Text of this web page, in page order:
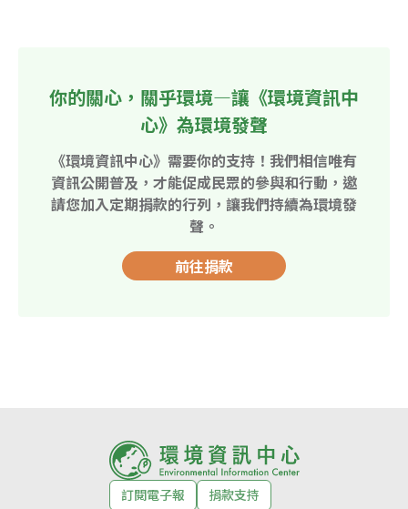
你的關心，關乎環境—讓《環境資訊中
心》為環境發聲
《環境資訊中心》需要你的支持！我們相信唯有
資訊公開普及，才能促成民眾的參與和行動，邀
請您加入定期捐款的行列，讓我們持續為環境發
聲。
前往捐款
訂閱電子報 捐款支持